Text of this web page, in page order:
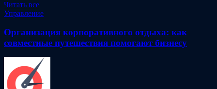
Читать все
Управление
Организация корпоративного отдыха: как
совместные путешествия помогают бизнесу